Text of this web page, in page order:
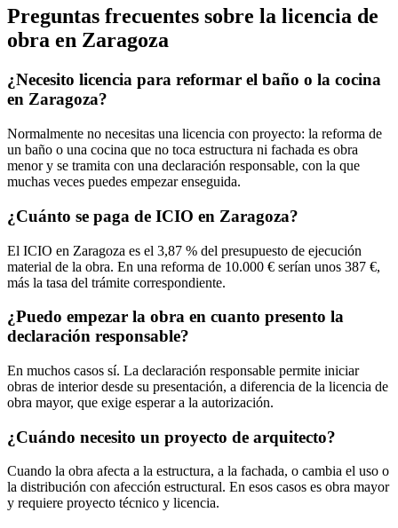
Preguntas frecuentes sobre la licencia de
obra en Zaragoza
¿Necesito licencia para reformar el baño o la cocina
en Zaragoza?
Normalmente no necesitas una licencia con proyecto: la reforma de
un baño o una cocina que no toca estructura ni fachada es obra
menor y se tramita con una declaración responsable, con la que
muchas veces puedes empezar enseguida.
¿Cuánto se paga de ICIO en Zaragoza?
El ICIO en Zaragoza es el 3,87 % del presupuesto de ejecución
material de la obra. En una reforma de 10.000 € serían unos 387 €,
más la tasa del trámite correspondiente.
¿Puedo empezar la obra en cuanto presento la
declaración responsable?
En muchos casos sí. La declaración responsable permite iniciar
obras de interior desde su presentación, a diferencia de la licencia de
obra mayor, que exige esperar a la autorización.
¿Cuándo necesito un proyecto de arquitecto?
Cuando la obra afecta a la estructura, a la fachada, o cambia el uso o
la distribución con afección estructural. En esos casos es obra mayor
y requiere proyecto técnico y licencia.